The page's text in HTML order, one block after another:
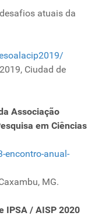
e
Direitos Humanos
atuais da
Ciudad de
Associação
em Ciências
anual-
MG.
IPSA / AISP 2020